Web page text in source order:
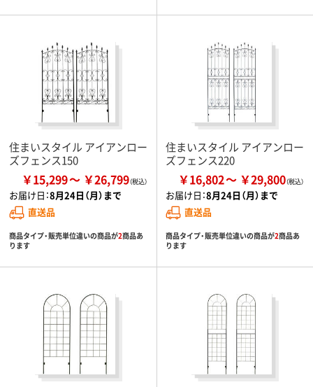
住まいスタイル アイアンロー
ズフェンス150
￥15,299 ￥26,799
お届け日：8月24日（月）まで
直送品
商品タイプ・販売単位違いの商品が2商品あ
ります
住まいスタイル アイアンロー
ズフェンス220
￥16,802 ￥29,800
お届け日：8月24日（月）まで
直送品
商品タイプ・販売単位違いの商品が2商品あ
ります